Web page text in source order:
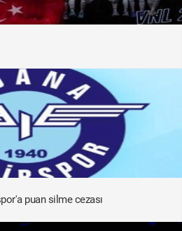
puan silme cezası